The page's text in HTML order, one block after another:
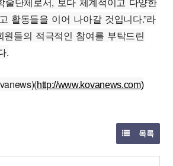
활동들을 이어 나아갈 것입니다.”라
원들의 적극적인 참여를 부탁드린
.
http://www.kovanews.com)
목록